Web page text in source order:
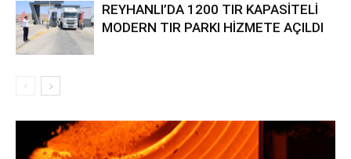
REYHANLI’DA 1200 TIR KAPASİTELİ
MODERN TIR PARKI HİZMETE AÇILDI